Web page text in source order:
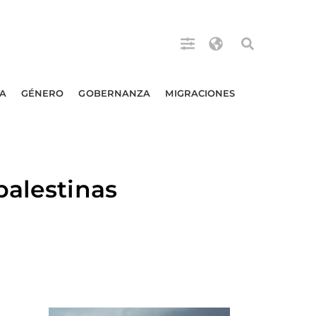
GÉNERO GOBERNANZA MIGRACIONES